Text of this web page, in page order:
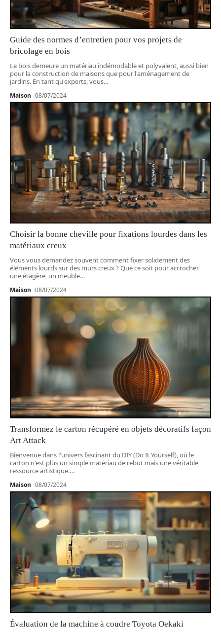
Guide des normes d’entretien pour vos projets de
bricolage en bois
Le bois demeure un matériau indémodable et polyvalent, aussi bien
pour la construction de maisons que pour l'aménagement de
jardins. En tant qu'experts, vous…
Maison 08/07/2024
Choisir la bonne cheville pour fixations lourdes dans les
matériaux creux
Vous vous demandez souvent comment fixer solidement des
éléments lourds sur des murs creux ? Que ce soit pour accrocher
une étagère, un meuble…
Maison 08/07/2024
Transformez le carton récupéré en objets décoratifs façon
Art Attack
Bienvenue dans l'univers fascinant du DIY (Do It Yourself), où le
carton n'est plus un simple matériau de rebut mais une véritable
ressource artistique.…
Maison 08/07/2024
Évaluation de la machine à coudre Toyota Oekaki